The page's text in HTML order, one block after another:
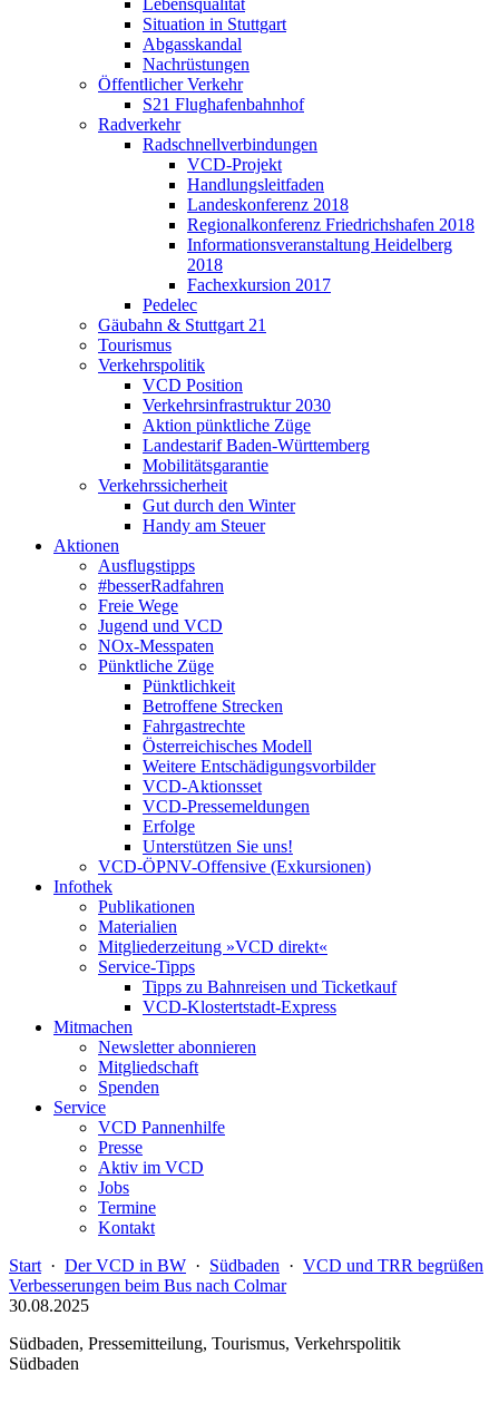
Lebensqualität
Situation in Stuttgart
Abgasskandal
Nachrüstungen
Öffentlicher Verkehr
S21 Flughafenbahnhof
Radverkehr
Radschnellverbindungen
VCD-Projekt
Handlungsleitfaden
Landeskonferenz 2018
Regionalkonferenz Friedrichshafen 2018
Informationsveranstaltung Heidelberg
2018
Fachexkursion 2017
Pedelec
Gäubahn & Stuttgart 21
Tourismus
Verkehrspolitik
VCD Position
Verkehrsinfrastruktur 2030
Aktion pünktliche Züge
Landestarif Baden-Württemberg
Mobilitätsgarantie
Verkehrssicherheit
Gut durch den Winter
Handy am Steuer
Aktionen
Ausflugstipps
#besserRadfahren
Freie Wege
Jugend und VCD
NOx-Messpaten
Pünktliche Züge
Pünktlichkeit
Betroffene Strecken
Fahrgastrechte
Österreichisches Modell
Weitere Entschädigungsvorbilder
VCD-Aktionsset
VCD-Pressemeldungen
Erfolge
Unterstützen Sie uns!
VCD-ÖPNV-Offensive (Exkursionen)
Infothek
Publikationen
Materialien
Mitgliederzeitung »VCD direkt«
Service-Tipps
Tipps zu Bahnreisen und Ticketkauf
VCD-Klostertstadt-Express
Mitmachen
Newsletter abonnieren
Mitgliedschaft
Spenden
Service
VCD Pannenhilfe
Presse
Aktiv im VCD
Jobs
Termine
Kontakt
Start · Der VCD in BW · Südbaden · VCD und TRR begrüßen
Verbesserungen beim Bus nach Colmar
30.08.2025
Südbaden, Pressemitteilung, Tourismus, Verkehrspolitik
Südbaden